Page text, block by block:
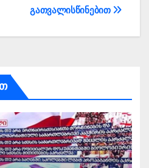
გათვალისწინებით